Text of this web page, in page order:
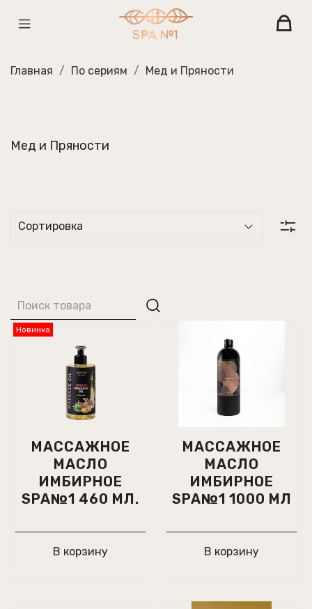
Главная По сериям Мед и Пряности
Мед и Пряности
Новинка
МАССАЖНОЕ
МАСЛО
ИМБИРНОЕ
SPA№1 460 МЛ.
В корзину
МАССАЖНОЕ
МАСЛО
ИМБИРНОЕ
SPA№1 1000 МЛ
В корзину